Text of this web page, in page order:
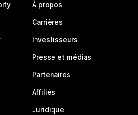
À propos
Carrières
Investisseurs
Presse et médias
Partenaires
Affiliés
Juridique